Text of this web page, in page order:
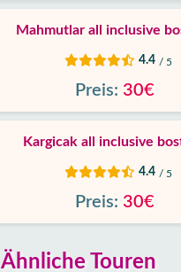
Mahmutlar all inclusive
4.4 / 5
Preis: 30€
Kargicak all inclusive
4.4 / 5
Preis: 30€
Ähnliche Touren